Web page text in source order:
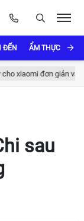
ĐẾN ẨM THỰC VÀ
đơn giản và nhanh
sau